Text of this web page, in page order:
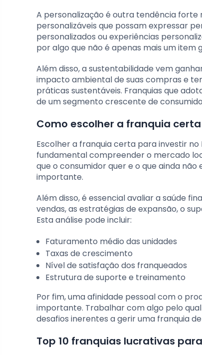
A personalização é outra tendência forte
personalizáveis que possam expressar
personalizados ou experiências
por algo que não é apenas mais um item
Além disso, a sustentabilidade vem
impacto ambiental de suas compras e
práticas sustentáveis. Franquias que
de um segmento crescente de
Como escolher a franquia
Escolher a franquia certa para investir
fundamental compreender o mercado
que o consumidor quer e o que ainda
importante.
Além disso, é essencial avaliar a saúde
vendas, as estratégias de expansão, o
Esta análise pode incluir:
Faturamento médio das unidades
Taxas de crescimento
Nível de satisfação dos franqueados
Estrutura de suporte e treinamento
Por fim, uma afinidade pessoal com o
importante. Trabalhar com algo pelo
desafios inerentes a gerir uma franquia
Top 10 franquias lucrativas